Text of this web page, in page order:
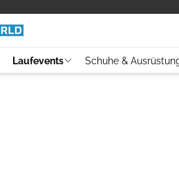
Laufevents Schuhe &